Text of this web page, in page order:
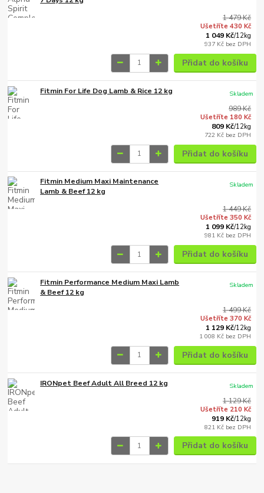
1 479 Kč
Ušetříte 430 Kč
1 049 Kč/12kg
937 Kč bez DPH
Přidat do košíku
Fitmin For Life Dog Lamb & Rice 12 kg
989 Kč
Ušetříte 180 Kč
809 Kč/12kg
722 Kč bez DPH
Skladem
Přidat do košíku
Fitmin Medium Maxi Maintenance
Lamb & Beef 12 kg
1 449 Kč
Ušetříte 350 Kč
1 099 Kč/12kg
981 Kč bez DPH
Skladem
Přidat do košíku
Fitmin Performance Medium Maxi Lamb
& Beef 12 kg
1 499 Kč
Ušetříte 370 Kč
1 129 Kč/12kg
1 008 Kč bez DPH
Skladem
Přidat do košíku
IRONpet Beef Adult All Breed 12 kg
1 129 Kč
Ušetříte 210 Kč
919 Kč/12kg
821 Kč bez DPH
Skladem
Přidat do košíku